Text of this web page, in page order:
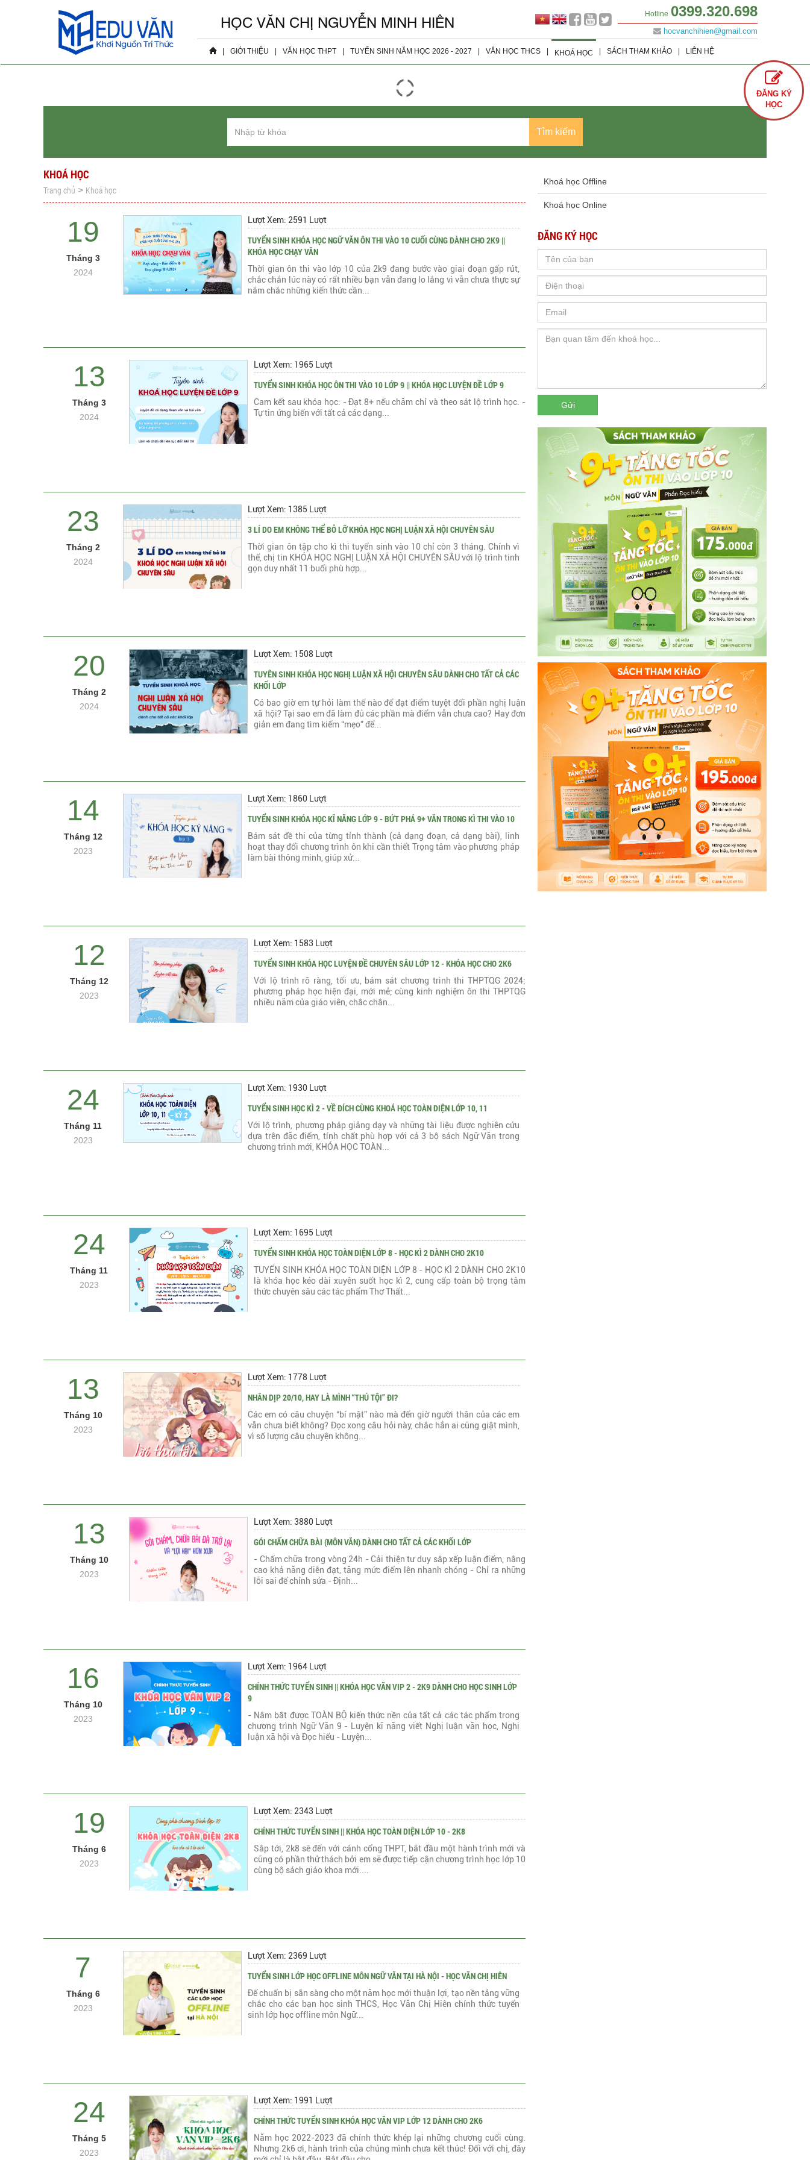
ĐĂNG KÝ
HỌC
HỌC VĂN CHỊ NGUYỄN MINH HIÊN Hotline 0399.320.698
hocvanchihien@gmail.com
GIỚI THIỆU VĂN HỌC THPT
Nghị Luận Văn Học
Tài Liệu Bổ Sung
Tài liệu Lớp 12
Đề Thi Các Năm
TUYỂN SINH NĂM HỌC 2026 - 2027 VĂN HỌC THCS
Tài Liệu Lớp 7
Tài Liệu Lớp 6
KHOÁ HỌC SÁCH THAM KHẢO LIÊN HỆ
Tìm kiếm
KHOÁ HỌC
Trang chủ > Khoá học
19
Tháng 3
2024
Lượt Xem: 2591 Lượt
TUYỂN SINH KHÓA HỌC NGỮ VĂN ÔN THI VÀO 10 CUỐI CÙNG DÀNH CHO 2K9 ||
KHÓA HỌC CHẠY VĂN
Thời gian ôn thi vào lớp 10 của 2k9 đang bước vào giai đoạn gấp rút,
chắc chắn lúc này có rất nhiều bạn vẫn đang lo lắng vì vẫn chưa thực sự
nắm chắc những kiến thức cần...
13
Tháng 3
2024
Lượt Xem: 1965 Lượt
TUYỂN SINH KHÓA HỌC ÔN THI VÀO 10 LỚP 9 || KHÓA HỌC LUYỆN ĐỀ LỚP 9
Cam kết sau khóa học: - Đạt 8+ nếu chăm chỉ và theo sát lộ trình học. -
Tự tin ứng biến với tất cả các dạng...
23
Tháng 2
2024
Lượt Xem: 1385 Lượt
3 LÍ DO EM KHÔNG THỂ BỎ LỠ KHÓA HỌC NGHỊ LUẬN XÃ HỘI CHUYÊN SÂU
Thời gian ôn tập cho kì thi tuyển sinh vào 10 chỉ còn 3 tháng. Chính vì
thế, chị tin KHÓA HỌC NGHỊ LUẬN XÃ HỘI CHUYÊN SÂU với lộ trình tinh
gọn duy nhất 11 buổi phù hợp...
20
Tháng 2
2024
Lượt Xem: 1508 Lượt
TUYÊN SINH KHÓA HỌC NGHỊ LUẬN XÃ HỘI CHUYÊN SÂU DÀNH CHO TẤT CẢ CÁC
KHỐI LỚP
Có bao giờ em tự hỏi làm thế nào để đạt điểm tuyệt đối phần nghị luận
xã hội? Tại sao em đã làm đủ các phần mà điểm vẫn chưa cao? Hay đơn
giản em đang tìm kiếm “mẹo” để...
14
Tháng 12
2023
Lượt Xem: 1860 Lượt
TUYỂN SINH KHÓA HỌC KĨ NĂNG LỚP 9 - BỨT PHÁ 9+ VĂN TRONG KÌ THI VÀO 10
Bám sát đề thi của từng tỉnh thành (cả dạng đoạn, cả dạng bài), linh
hoạt thay đổi chương trình ôn khi cần thiết Trọng tâm vào phương pháp
làm bài thông minh, giúp xử...
12
Tháng 12
2023
Lượt Xem: 1583 Lượt
TUYỂN SINH KHÓA HỌC LUYỆN ĐỀ CHUYÊN SÂU LỚP 12 - KHÓA HỌC CHO 2K6
Với lộ trình rõ ràng, tối ưu, bám sát chương trình thi THPTQG 2024;
phương pháp học hiện đại, mới mẻ; cùng kinh nghiệm ôn thi THPTQG
nhiều năm của giáo viên, chắc chắn...
24
Tháng 11
2023
Lượt Xem: 1930 Lượt
TUYỂN SINH HỌC KÌ 2 - VỀ ĐÍCH CÙNG KHOÁ HỌC TOÀN DIỆN LỚP 10, 11
Với lộ trình, phương pháp giảng dạy và những tài liệu được nghiên cứu
dựa trên đặc điểm, tính chất phù hợp với cả 3 bộ sách Ngữ Văn trong
chương trình mới, KHÓA HỌC TOÀN...
24
Tháng 11
2023
Lượt Xem: 1695 Lượt
TUYỂN SINH KHÓA HỌC TOÀN DIỆN LỚP 8 - HỌC KÌ 2 DÀNH CHO 2K10
TUYỂN SINH KHÓA HỌC TOÀN DIỆN LỚP 8 - HỌC KÌ 2 DÀNH CHO 2K10
là khóa học kéo dài xuyên suốt học kì 2, cung cấp toàn bộ trọng tâm
thức chuyên sâu các tác phẩm Thơ Thất...
13
Tháng 10
2023
Lượt Xem: 1778 Lượt
NHÂN DỊP 20/10, HAY LÀ MÌNH “THÚ TỘI” ĐI?
Các em có câu chuyện “bí mật” nào mà đến giờ người thân của các em
vẫn chưa biết không? Đọc xong câu hỏi này, chắc hẳn ai cũng giật mình,
vì số lượng câu chuyện không...
13
Tháng 10
2023
Lượt Xem: 3880 Lượt
GÓI CHẤM CHỮA BÀI (MÔN VĂN) DÀNH CHO TẤT CẢ CÁC KHỐI LỚP
- Chấm chữa trong vòng 24h - Cải thiện tư duy sắp xếp luận điểm, nâng
cao khả năng diễn đạt, tăng mức điểm lên nhanh chóng - Chỉ ra những
lỗi sai để chỉnh sửa - Định...
16
Tháng 10
2023
Lượt Xem: 1964 Lượt
CHÍNH THỨC TUYỂN SINH || KHÓA HỌC VĂN VIP 2 - 2K9 DÀNH CHO HỌC SINH LỚP
9
- Nắm bắt được TOÀN BỘ kiến thức nền của tất cả các tác phẩm trong
chương trình Ngữ Văn 9 - Luyện kĩ năng viết Nghị luận văn học, Nghị
luận xã hội và Đọc hiểu - Luyện...
19
Tháng 6
2023
Lượt Xem: 2343 Lượt
CHÍNH THỨC TUYỂN SINH || KHÓA HỌC TOÀN DIỆN LỚP 10 - 2K8
Sắp tới, 2k8 sẽ đến với cánh cổng THPT, bắt đầu một hành trình mới và
cũng có phần thử thách bởi em sẽ được tiếp cận chương trình học lớp 10
cùng bộ sách giáo khoa mới....
7
Tháng 6
2023
Lượt Xem: 2369 Lượt
TUYỂN SINH LỚP HỌC OFFLINE MÔN NGỮ VĂN TẠI HÀ NỘI - HỌC VĂN CHỊ HIÊN
Để chuẩn bị sẵn sàng cho một năm học mới thuận lợi, tạo nền tảng vững
chắc cho các bạn học sinh THCS, Học Văn Chị Hiên chính thức tuyển
sinh lớp học offline môn Ngữ...
24
Tháng 5
2023
Lượt Xem: 1991 Lượt
CHÍNH THỨC TUYỂN SINH KHÓA HỌC VĂN VIP LỚP 12 DÀNH CHO 2K6
Năm học 2022-2023 đã chính thức khép lại những chương cuối cùng.
Nhưng 2k6 ơi, hành trình của chúng mình chưa kết thúc! Đối với chị, đây
Khoá học Offline
Khoá học Online
ĐĂNG KÝ HỌC